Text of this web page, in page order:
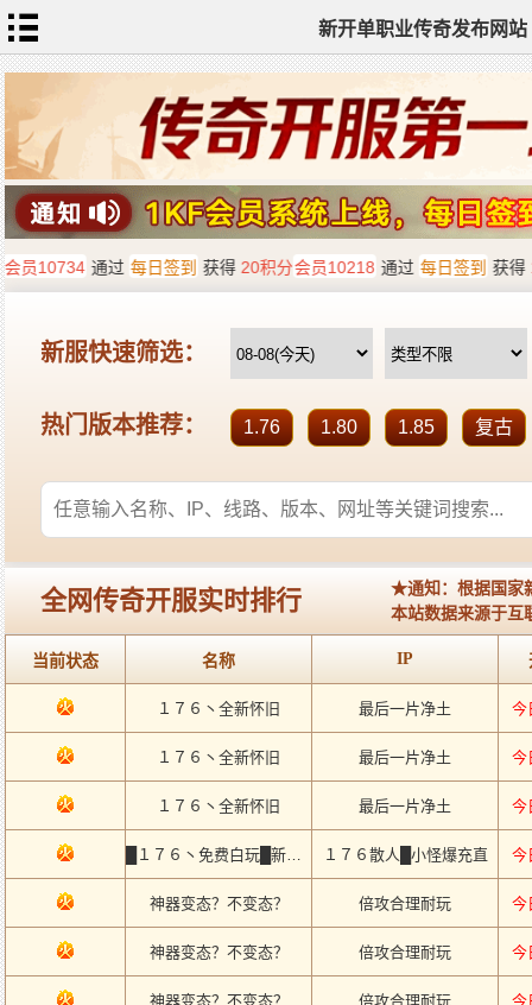
新开单职业传奇发布网站
网
站
首
页
单
职
业
传
奇
迷
失
传
奇
神
器
单
职
业
打
金
传
奇
sf
新
开
单
职
业
传
奇
全
站
标
签